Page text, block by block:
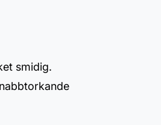
smidig.